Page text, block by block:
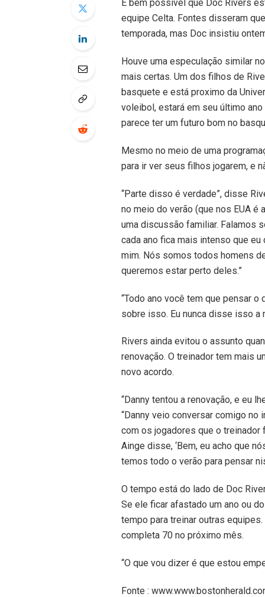
É bem possível que Doc Rivers
equipe Celta. Fontes disseram
temporada, mas Doc insistiu
Houve uma especulação similar
mais certas. Um dos filhos de
basquete e está proximo da
voleibol, estará em seu último
parece ter um futuro bom no
Mesmo no meio de uma
para ir ver seus filhos jogarem, e
“Parte disso é verdade”, disse
no meio do verão (que nos EUA
uma discussão familiar. Falamos
cada ano fica mais intenso que
mim. Nós somos todos homens
queremos estar perto deles.”
“Todo ano você tem que pensar
sobre isso. Eu nunca disse isso a
Rivers ainda evitou o assunto
renovação. O treinador tem mais
novo acordo.
“Danny tentou a renovação, e eu
“Danny veio conversar comigo no
com os jogadores que o treinador
Ainge disse, ‘Bem, eu acho que
temos todo o verão para pensar
O tempo está do lado de Doc
Se ele ficar afastado um ano ou
tempo para treinar outras
completa 70 no próximo mês.
“O que vou dizer é que estou
Fonte :